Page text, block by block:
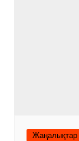
Жаңалықтар